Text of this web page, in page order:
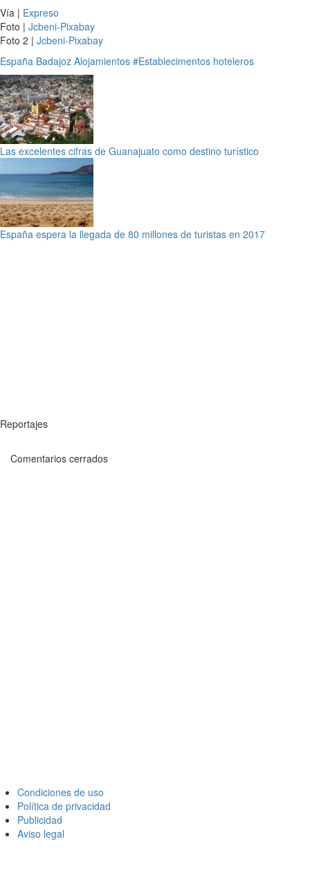
Vía | Expreso
Foto | Jcbeni-Pixabay
Foto 2 | Jcbeni-Pixabay
España Badajoz Alojamientos #Establecimentos hoteleros
Las excelentes cifras de Guanajuato como destino turístico
España espera la llegada de 80 millones de turistas en 2017
Reportajes
Comentarios cerrados
Condiciones de uso
Política de privacidad
Publicidad
Aviso legal